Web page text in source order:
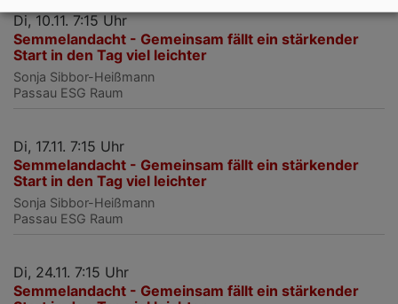
Di, 10.11. 7:15 Uhr
Semmelandacht - Gemeinsam fällt ein stärkender
Start in den Tag viel leichter
Sonja Sibbor-Heißmann
Passau ESG Raum
Di, 17.11. 7:15 Uhr
Semmelandacht - Gemeinsam fällt ein stärkender
Start in den Tag viel leichter
Sonja Sibbor-Heißmann
Passau ESG Raum
Di, 24.11. 7:15 Uhr
Semmelandacht - Gemeinsam fällt ein stärkender